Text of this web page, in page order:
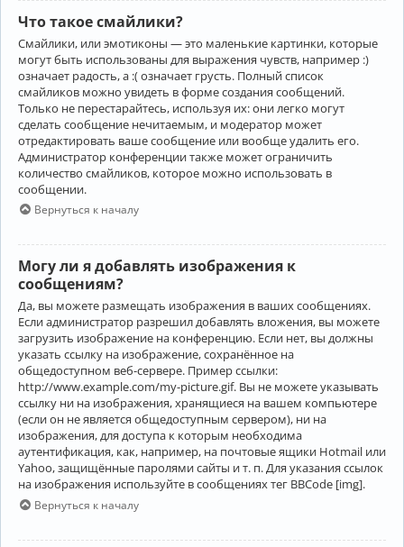
Что такое смайлики?
Смайлики, или эмотиконы — это маленькие картинки, которые
могут быть использованы для выражения чувств, например :)
означает радость, а :( означает грусть. Полный список
смайликов можно увидеть в форме создания сообщений.
Только не перестарайтесь, используя их: они легко могут
сделать сообщение нечитаемым, и модератор может
отредактировать ваше сообщение или вообще удалить его.
Администратор конференции также может ограничить
количество смайликов, которое можно использовать в
сообщении.
Вернуться к началу
Могу ли я добавлять изображения к
сообщениям?
Да, вы можете размещать изображения в ваших сообщениях.
Если администратор разрешил добавлять вложения, вы можете
загрузить изображение на конференцию. Если нет, вы должны
указать ссылку на изображение, сохранённое на
общедоступном веб-сервере. Пример ссылки:
http://www.example.com/my-picture.gif. Вы не можете указывать
ссылку ни на изображения, хранящиеся на вашем компьютере
(если он не является общедоступным сервером), ни на
изображения, для доступа к которым необходима
аутентификация, как, например, на почтовые ящики Hotmail или
Yahoo, защищённые паролями сайты и т. п. Для указания ссылок
на изображения используйте в сообщениях тег BBCode [img].
Вернуться к началу